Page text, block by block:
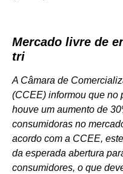
Mercado livre de
tri
A Câmara de
(CCEE) informou que no
houve um aumento de
consumidoras no
acordo com a CCEE,
da esperada abertura
consumidores, o que